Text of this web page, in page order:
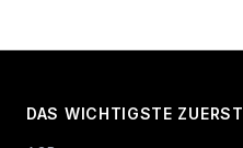
DAS WICHTIGSTE ZUERST